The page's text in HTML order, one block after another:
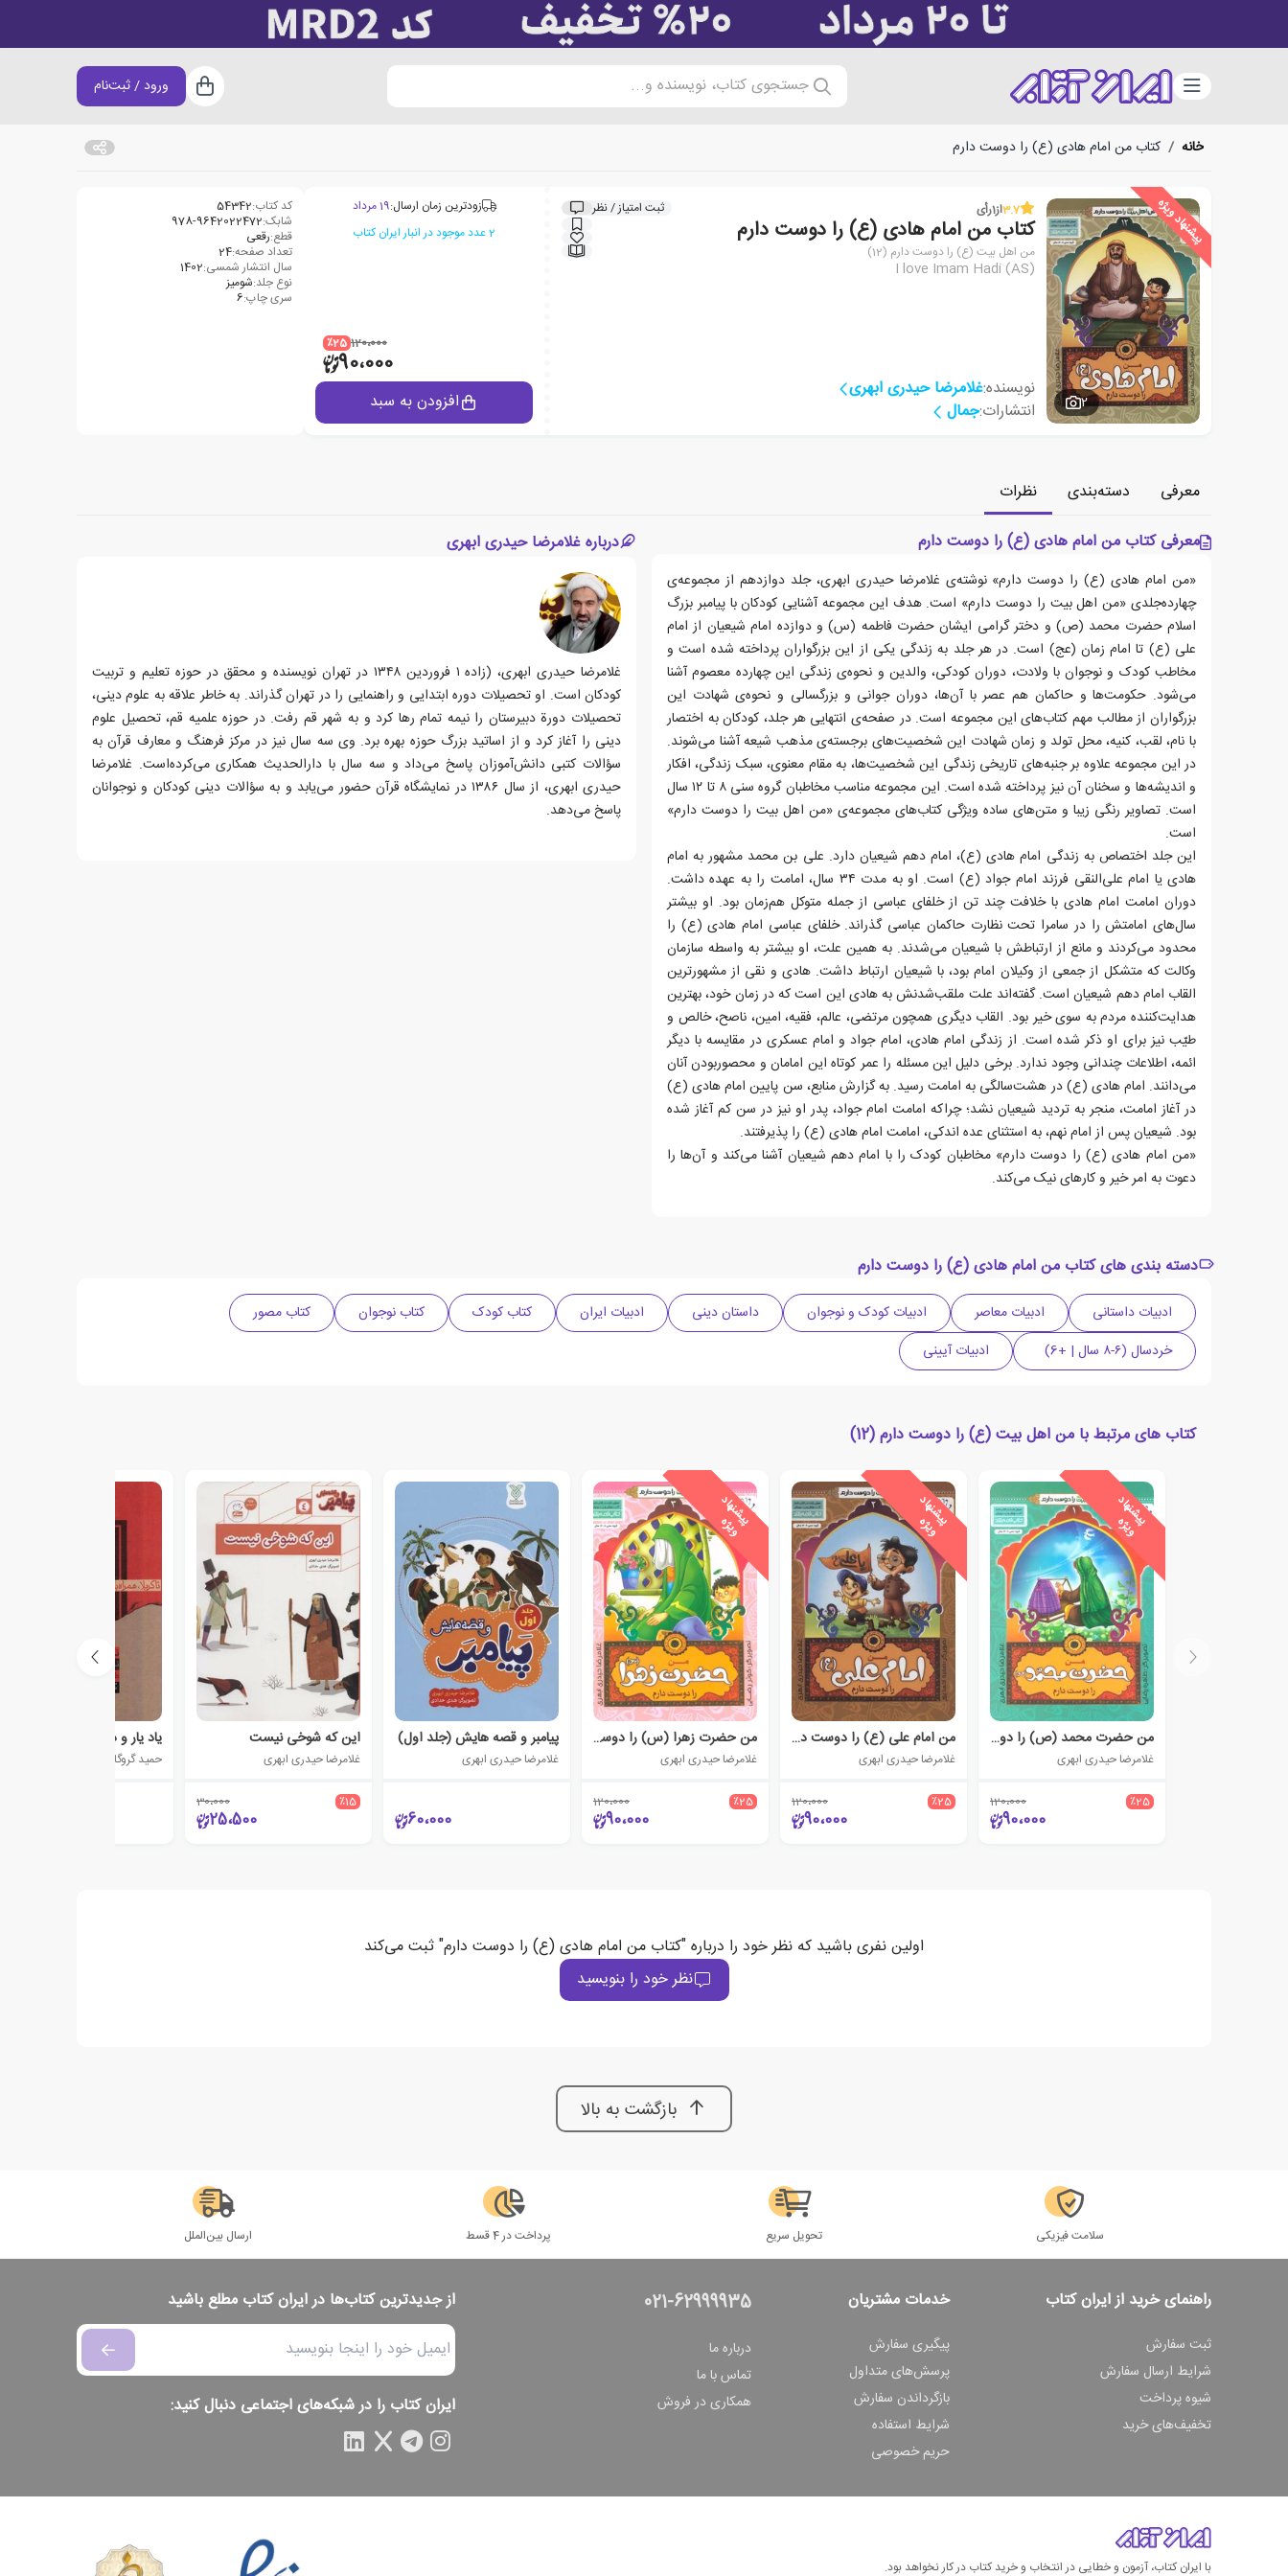
دسته‌بندی جستجوی کتاب، نویسنده و... سبد خرید
ورود / ثبت‌نام
خانه / کتاب من امام هادی (ع) را دوست دارم
پیشنهاد ویژه
2
3.7از1رأی ثبت امتیاز / نظر
کتاب من امام هادی (ع) را دوست دارم
من اهل بیت (ع) را دوست دارم (12)
I love Imam Hadi (AS)
نویسنده:غلامرضا حیدری ابهری
انتشارات:جمال
زودترین زمان ارسال:19 مرداد
2 عدد موجود در انبار ایران کتاب
120،000 ٪25
90،000
افزودن به سبد
کد کتاب:54342
شابک:978-9642022472
قطع:رقعی
تعداد صفحه:24
سال انتشار شمسی:1402
نوع جلد:شومیز
سری چاپ:6
معرفی دسته‌بندی
نظرات
معرفی کتاب من امام هادی (ع) را دوست دارم
«من امام هادی (ع) را دوست دارم» نوشته‌ی غلامرضا حیدری ابهری، جلد دوازدهم از مجموعه‌ی
چهارده‌جلدی «من اهل بیت را دوست دارم» است. هدف این مجموعه آشنایی کودکان با پیامبر بزرگ
اسلام حضرت محمد (ص) و دختر گرامی ایشان حضرت فاطمه (س) و دوازده امام شیعیان از امام
علی (ع) تا امام زمان (عج) است. در هر جلد به زندگی یکی از این بزرگواران پرداخته شده است و
مخاطب کودک و نوجوان با ولادت، دوران کودکی، والدین و نحوه‌ی زندگی این چهارده معصوم آشنا
می‌شود. حکومت‌ها و حاکمان هم عصر با آن‌ها، دوران جوانی و بزرگسالی و نحوه‌ی شهادت این
بزرگواران از مطالب مهم کتاب‌های این مجموعه است. در صفحه‌ی انتهایی هر جلد، کودکان به اختصار
با نام، لقب، کنیه، محل تولد و زمان شهادت این شخصیت‌های برجسته‌ی مذهب شیعه آشنا می‌شوند.
در این مجموعه علاوه بر جنبه‌های تاریخی زندگی این شخصیت‌ها، به مقام معنوی، سبک زندگی، افکار
و اندیشه‌ها و سخنان آن نیز پرداخته شده است. این مجموعه مناسب مخاطبان گروه سنی ۸ تا ۱۲ سال
است. تصاویر رنگی زیبا و متن‌های ساده ویژگی کتاب‌های مجموعه‌ی «من اهل بیت را دوست دارم»
است.
این جلد اختصاص به زندگی امام هادی (ع)، امام دهم شیعیان دارد. علی بن‌ محمد مشهور به امام
هادی یا امام علی‌النقی فرزند امام جواد (ع) است. او به مدت ۳۴ سال، امامت را به عهده داشت.
دوران امامت امام هادی با خلافت چند تن از خلفای عباسی از جمله متوکل هم‌زمان بود. او بیشتر
سال‌های امامتش را در سامرا تحت نظارت حاکمان عباسی گذراند. خلفای عباسی امام هادی (ع) را
محدود می‌کردند و مانع از ارتباطش با شیعیان می‌شدند. به همین علت، او بیشتر به واسطه سازمان
وکالت که متشکل از جمعی از وکیلان امام بود، با شیعیان ارتباط داشت. هادی و نقی از مشهورترین
القاب امام دهم شیعیان است. گفته‌اند علت ملقب‌شدنش به هادی این است که در زمان خود، بهترین
هدایت‌کننده مردم به سوی خیر بود. القاب دیگری همچون مرتضی، عالم، فقیه، امین، ناصح، خالص و
طیّب نیز برای او ذکر شده است. از زندگی امام هادی، امام جواد و امام عسکری در مقایسه با دیگر
ائمه، اطلاعات چندانی وجود ندارد. برخی دلیل این مسئله را عمر کوتاه این امامان و محصور‌بودن آنان
می‌دانند. امام هادی (ع) در هشت‌سالگی به امامت رسید. به گزارش منابع، سن پایین امام هادی (ع)
در آغاز امامت، منجر به تردید شیعیان نشد؛ چراکه امامت امام جواد، پدر او نیز در سن کم آغاز شده
بود. شیعیان پس از امام نهم، به استثنای عده اندکی، امامت امام هادی (ع) را پذیرفتند.
«من امام هادی (ع) را دوست دارم» مخاطبان کودک را با امام دهم شیعیان آشنا می‌کند و آن‌ها را
دعوت به امر خیر و کارهای نیک می‌کند.
درباره غلامرضا حیدری ابهری
غلامرضا حیدری ابهری، (زاده ۱ فروردین ۱۳۴۸ در تهران نویسنده و محقق در حوزه تعلیم و تربیت
کودکان است. او تحصیلات دوره ابتدایی و راهنمایی را در تهران گذراند. به خاطر علاقه به علوم دینی،
تحصیلات دورة دبیرستان را نیمه تمام رها کرد و به شهر قم رفت. در حوزه علمیه قم، تحصیل علوم
دینی را آغاز کرد و از اساتید بزرگ حوزه بهره برد. وی سه سال نیز در مرکز فرهنگ و معارف قرآن به
سؤالات کتبی دانش‌آموزان پاسخ می‌داد و سه سال با دارالحدیث همکاری می‌کرده‌است. غلامرضا
حیدری ابهری، از سال ۱۳۸۶ در نمایشگاه قرآن حضور می‌یابد و به سؤالات دینی کودکان و نوجوانان
پاسخ می‌دهد.
دسته بندی های کتاب من امام هادی (ع) را دوست دارم
ادبیات داستانی ادبیات معاصر ادبیات کودک و نوجوان داستان دینی ادبیات ایران کتاب کودک کتاب نوجوان
کتاب مصور
خردسال (۶-۸ سال | +6)
ادبیات آیینی
کتاب های مرتبط با من اهل بیت (ع) را دوست دارم (12)
پ
ی
ش
ن
ه
ا
د
و
ی
ژ
ه
من حضرت محمد (ص) را دوست دارم
غلامرضا حیدری ابهری
٪25 120،000
90،000
پ
ی
ش
ن
ه
ا
د
و
ی
ژ
ه
من امام علی (ع) را دوست دارم
غلامرضا حیدری ابهری
٪25 120،000
90،000
پ
ی
ش
ن
ه
ا
د
و
ی
ژ
ه
من حضرت زهرا (س) را دوست دارم
غلامرضا حیدری ابهری
٪25 120،000
90،000
پیامبر و قصه هایش (جلد اول)
غلامرضا حیدری ابهری
60،000
این که شوخی نیست
غلامرضا حیدری ابهری
٪15 30،000
25،500
یاد یار و دیار
حمید گروگان
اولین نفری باشید که نظر خود را درباره "کتاب من امام هادی (ع) را دوست دارم" ثبت می‌کند
نظر خود را بنویسید
بازگشت به بالا
سلامت فیزیکی تحویل سریع پرداخت در 4 قسط ارسال بین‌الملل
راهنمای خرید از ایران کتاب
ثبت سفارش
شرایط ارسال سفارش
شیوه پرداخت
تخفیف‌های خرید
خدمات مشتریان
پیگیری سفارش
پرسش‌های متداول
بازگرداندن سفارش
شرایط استفاده
حریم خصوصی
021-62999935
درباره ما
تماس با ما
همکاری در فروش
از جدیدترین کتاب‌ها در ایران کتاب مطلع باشید
ایران کتاب را در شبکه‌های اجتماعی دنبال کنید:
با ایران کتاب، آزمون و خطایی در انتخاب و خرید کتاب در کار نخواهد بود.